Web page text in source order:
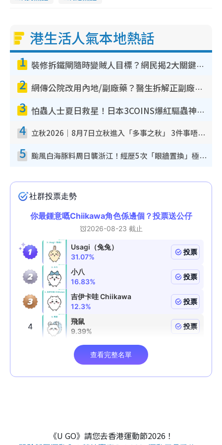
港生活人氣本地熱話
1 裝修拆鐵閘隨時變賊人目標？網民揭2大關鍵用途：裝新式等於白裝？附新舊鐵閘分別
2 網傳公院改用內地/副廠藥？醫生拆解正副廠分別 揭4類人換藥隨時出事
3 怕蟲人士夏日救星！日本3COINS爆紅驅蟲神器$45起 1招「全程免觸碰」輕鬆搞定小強
4 立秋2026｜8月7日立秋進入「多事之秋」 3件事唔做得！專家教6招開運 清枱頭／銀包納氣接好運
5 颱風白海豚料周日襲浙江！經歷5次「眼牆置換」極罕見 成登陸內地最長途颱風
《U GO》請您去香港運動節2026！